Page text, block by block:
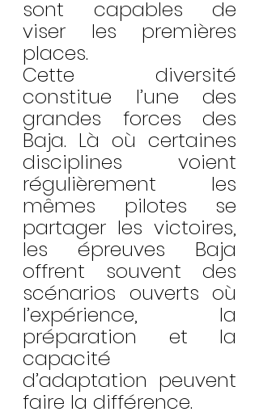
sont capables de
viser les premières
places.
Cette diversité
constitue l’une des
grandes forces des
Baja. Là où certaines
disciplines voient
régulièrement les
mêmes pilotes se
partager les victoires,
les épreuves Baja
offrent souvent des
scénarios ouverts où
l’expérience, la
préparation et la
capacité
d’adaptation peuvent
faire la différence.